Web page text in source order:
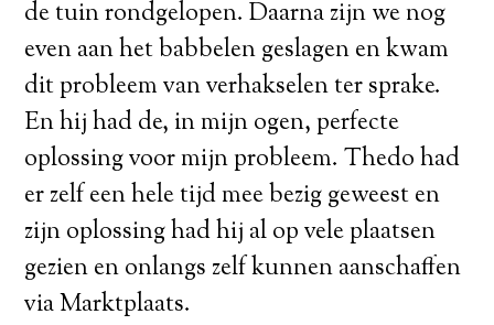
de tuin rondgelopen. Daarna zijn we nog
even aan het babbelen geslagen en kwam
dit probleem van verhakselen ter sprake.
En hij had de, in mijn ogen, perfecte
oplossing voor mijn probleem. Thedo had
er zelf een hele tijd mee bezig geweest en
zijn oplossing had hij al op vele plaatsen
gezien en onlangs zelf kunnen aanschaffen
via Marktplaats.